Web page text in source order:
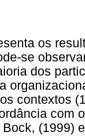
os
se
dos
contextos
com
(1999)